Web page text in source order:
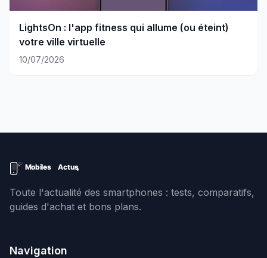
LightsOn : l'app fitness qui allume (ou éteint)
votre ville virtuelle
10/07/2026
Toute l'actualité des smartphones : tests, comparatifs,
guides d'achat et bons plans.
Navigation